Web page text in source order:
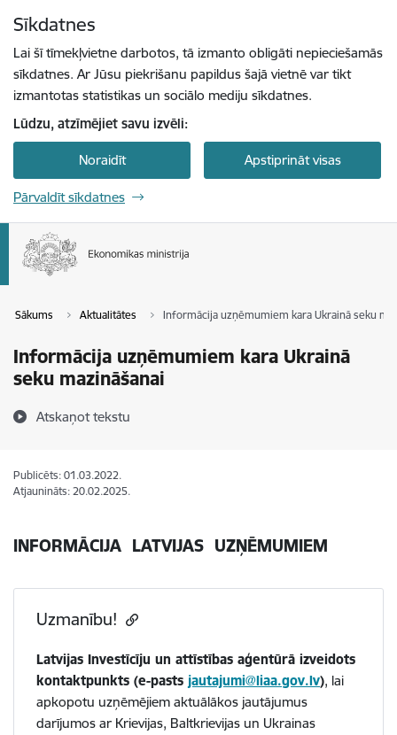
Sīkdatnes
Lai šī tīmekļvietne darbotos, tā izmanto obligāti nepieciešamās
sīkdatnes. Ar Jūsu piekrišanu papildus šajā vietnē var tikt
izmantotas statistikas un sociālo mediju sīkdatnes.
Lūdzu, atzīmējiet savu izvēli:
Noraidīt Apstiprināt visas
Pārvaldīt sīkdatnes
Sākums Aktualitātes Informācija uzņēmumiem kara Ukrainā seku
Informācija uzņēmumiem kara Ukrainā
seku mazināšanai
Atskaņot tekstu
Publicēts: 01.03.2022.
Atjaunināts: 20.02.2025.
INFORMĀCIJA LATVIJAS UZŅĒMUMIEM
Uzmanību!
Latvijas Investīcīju un attīstības aģentūrā izveidots
kontaktpunkts (e-pasts jautajumi@liaa.gov.lv), lai
apkopotu uzņēmējiem aktuālākos jautājumus
darījumos ar Krievijas, Baltkrievijas un Ukrainas